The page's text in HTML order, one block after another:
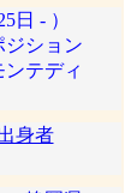
日 - ）
ジション
テディ
身者